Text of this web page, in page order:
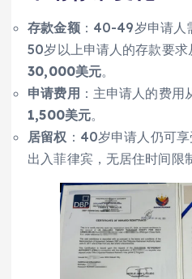
存款金额：40-49岁申请人
50岁以上申请人的存款要求
30,000美元。
申请费用 ：主申请人的费用
1,500美元。
居留权 ：40岁申请人仍可
出入菲律宾，无居住时间限